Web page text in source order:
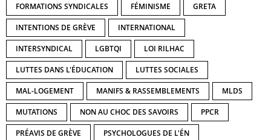
FORMATIONS SYNDICALES FÉMINISME GRETA
INTENTIONS DE GRÈVE INTERNATIONAL
INTERSYNDICAL LGBTQI LOI RILHAC
LUTTES DANS L'ÉDUCATION LUTTES SOCIALES
MAL-LOGEMENT MANIFS & RASSEMBLEMENTS MLDS
MUTATIONS NON AU CHOC DES SAVOIRS PPCR
PRÉAVIS DE GRÈVE PSYCHOLOGUES DE L'ÉN